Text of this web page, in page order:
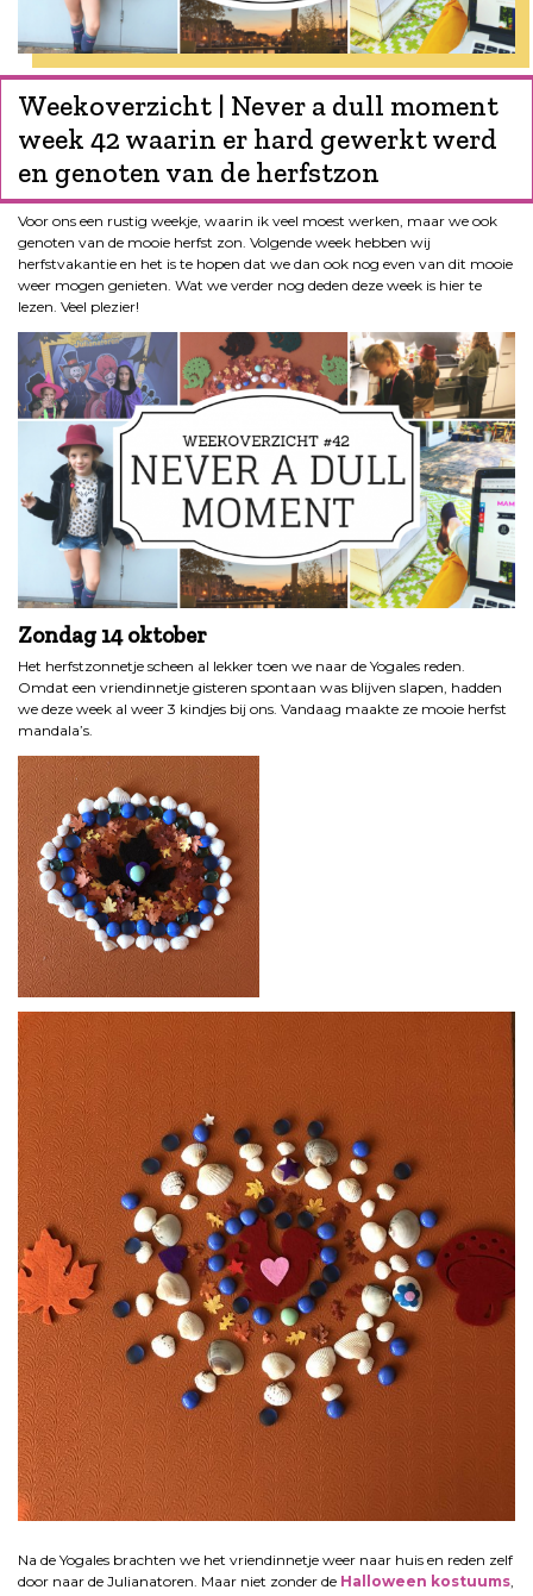
Weekoverzicht | Never a dull moment
week 42 waarin er hard gewerkt werd
en genoten van de herfstzon
Voor ons een rustig weekje, waarin ik veel moest werken, maar we ook
genoten van de mooie herfst zon. Volgende week hebben wij
herfstvakantie en het is te hopen dat we dan ook nog even van dit mooie
weer mogen genieten. Wat we verder nog deden deze week is hier te
lezen. Veel plezier!
Zondag 14 oktober
Het herfstzonnetje scheen al lekker toen we naar de Yogales reden.
Omdat een vriendinnetje gisteren spontaan was blijven slapen, hadden
we deze week al weer 3 kindjes bij ons. Vandaag maakte ze mooie herfst
mandala’s.
Na de Yogales brachten we het vriendinnetje weer naar huis en reden zelf
door naar de Julianatoren. Maar niet zonder de Halloween kostuums,